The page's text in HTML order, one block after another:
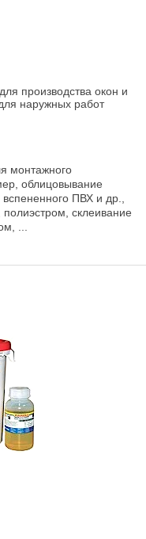
производства окон и
наружных работ
монтажного
облицовывание
ПВХ и др.,
склеивание
...